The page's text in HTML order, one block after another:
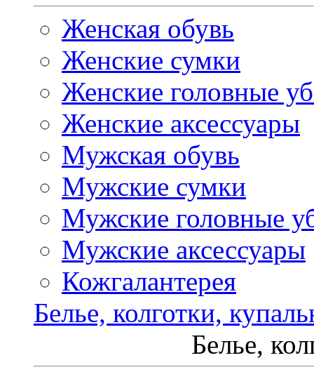
Женская обувь
Женские сумки
Женские головные
Женские аксессуары
Мужская обувь
Мужские сумки
Мужские головные
Мужские аксессуары
Кожгалантерея
Белье, колготки,
Белье,